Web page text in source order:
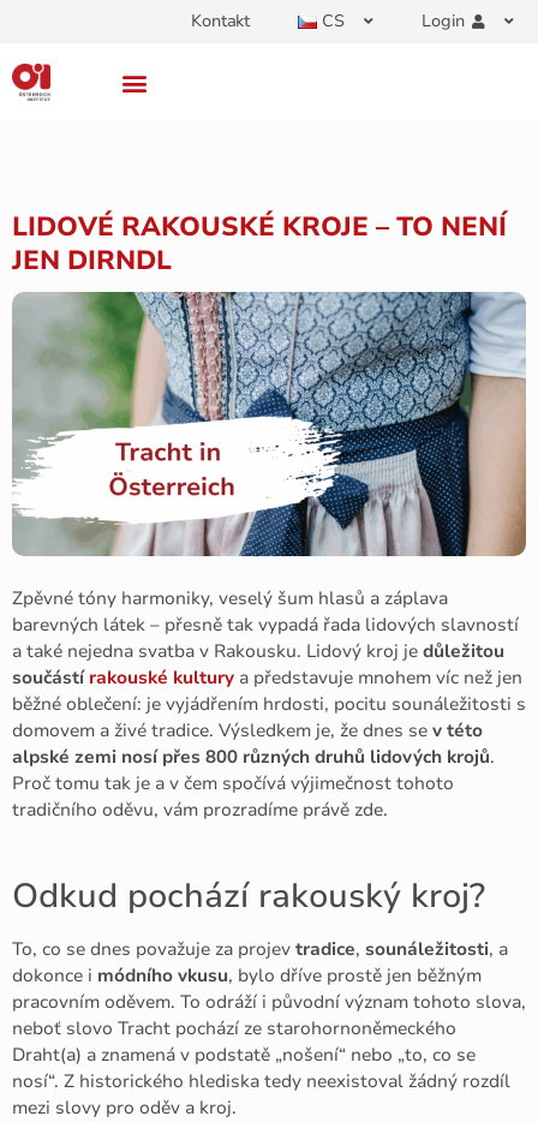
Kontakt CS Login
LIDOVÉ RAKOUSKÉ KROJE – TO NENÍ
JEN DIRNDL
Zpěvné tóny harmoniky, veselý šum hlasů a záplava
barevných látek – přesně tak vypadá řada lidových slavností
a také nejedna svatba v Rakousku. Lidový kroj je důležitou
součástí rakouské kultury a představuje mnohem víc než jen
běžné oblečení: je vyjádřením hrdosti, pocitu sounáležitosti s
domovem a živé tradice. Výsledkem je, že dnes se v této
alpské zemi nosí přes 800 různých druhů lidových krojů.
Proč tomu tak je a v čem spočívá výjimečnost tohoto
tradičního oděvu, vám prozradíme právě zde.
Odkud pochází rakouský kroj?
To, co se dnes považuje za projev tradice, sounáležitosti, a
dokonce i módního vkusu, bylo dříve prostě jen běžným
pracovním oděvem. To odráží i původní význam tohoto slova,
neboť slovo Tracht pochází ze starohornoněmeckého
Draht(a) a znamená v podstatě „nošení“ nebo „to, co se
nosí“. Z historického hlediska tedy neexistoval žádný rozdíl
mezi slovy pro oděv a kroj.